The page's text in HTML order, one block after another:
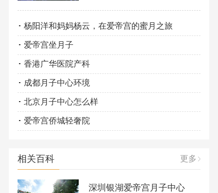
杨阳洋和妈妈杨云，在爱帝宫的蜜月之旅
爱帝宫坐月子
香港广华医院产科
成都月子中心环境
北京月子中心怎么样
爱帝宫侨城轻奢院
相关百科 更多
深圳银湖爱帝宫月子中心